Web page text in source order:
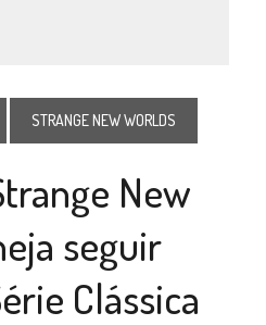
STRANGE NEW WORLDS
New
seguir
Clássica